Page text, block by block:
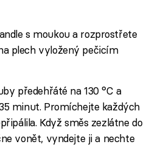
s moukou a rozprostřete
plech vyložený pečicím
předehřáté na 130 °C a
minut. Promíchejte každých
Když směs zezlátne do
vonět, vyndejte ji a nechte